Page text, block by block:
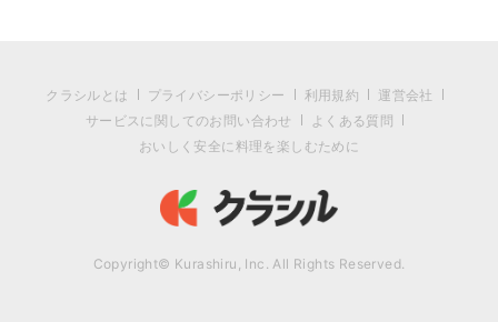
クラシルとは プライバシーポリシー 利用規約
運営会社
サービスに関してのお問い合わせ
よくある質問
おいしく安全に料理を楽しむために
Copyright© Kurashiru, Inc. All Rights Reserved.